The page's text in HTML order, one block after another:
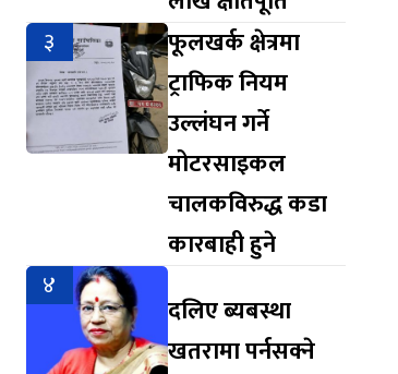
३
फूलखर्क क्षेत्रमा
ट्राफिक नियम
उल्लंघन गर्ने
मोटरसाइकल
चालकविरुद्ध कडा
कारबाही हुने
४
दलिए ब्यबस्था
खतरामा पर्नसक्ने